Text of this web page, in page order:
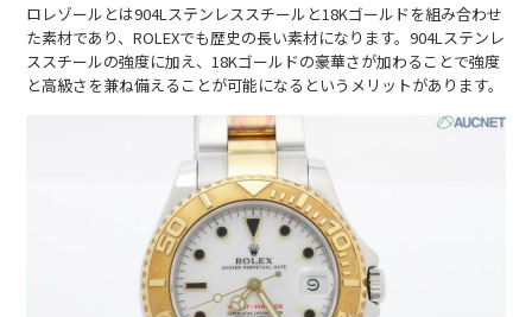
ロレゾールとは904Lステンレススチールと18Kゴールドを組み合わせ
た素材であり、ROLEXでも歴史の長い素材になります。904Lステンレ
ススチールの強度に加え、18Kゴールドの豪華さが加わることで強度
と高級さを兼ね備えることが可能になるというメリットがあります。